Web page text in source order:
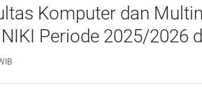
Komputer dan
UNIKI Periode 2025/